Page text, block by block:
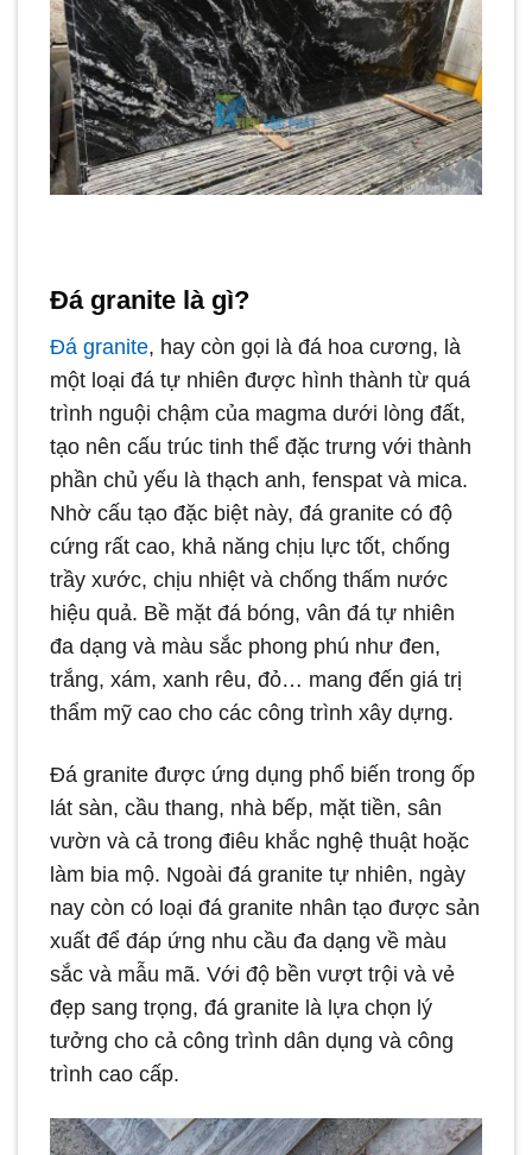
Đá granite là gì?
Đá granite, hay còn gọi là đá hoa cương, là
một loại đá tự nhiên được hình thành từ quá
trình nguội chậm của magma dưới lòng đất,
tạo nên cấu trúc tinh thể đặc trưng với thành
phần chủ yếu là thạch anh, fenspat và mica.
Nhờ cấu tạo đặc biệt này, đá granite có độ
cứng rất cao, khả năng chịu lực tốt, chống
trầy xước, chịu nhiệt và chống thấm nước
hiệu quả. Bề mặt đá bóng, vân đá tự nhiên
đa dạng và màu sắc phong phú như đen,
trắng, xám, xanh rêu, đỏ… mang đến giá trị
thẩm mỹ cao cho các công trình xây dựng.
Đá granite được ứng dụng phổ biến trong ốp
lát sàn, cầu thang, nhà bếp, mặt tiền, sân
vườn và cả trong điêu khắc nghệ thuật hoặc
làm bia mộ. Ngoài đá granite tự nhiên, ngày
nay còn có loại đá granite nhân tạo được sản
xuất để đáp ứng nhu cầu đa dạng về màu
sắc và mẫu mã. Với độ bền vượt trội và vẻ
đẹp sang trọng, đá granite là lựa chọn lý
tưởng cho cả công trình dân dụng và công
trình cao cấp.